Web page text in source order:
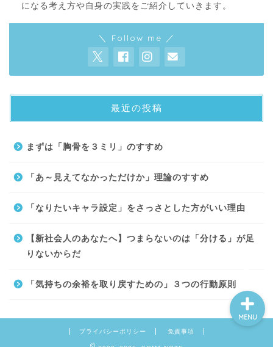
になる考え方や自身の実践をご紹介していきます。
＼ Follow me ／
最近の投稿
まずは「胸骨を３ミリ」のすすめ
「あ～見えてなかっただけか」理論のすすめ
「なりたいキャラ設定」をさっさとした方がいい理由
【新社会人のあなたへ】つまらないのは「分ける」が足
りないからだ
「気持ちの余裕を取り戻すための」３つの行動原則
プライバシーポリシー 免責事項
MENU
サイトマップ
プライバシーポリシー